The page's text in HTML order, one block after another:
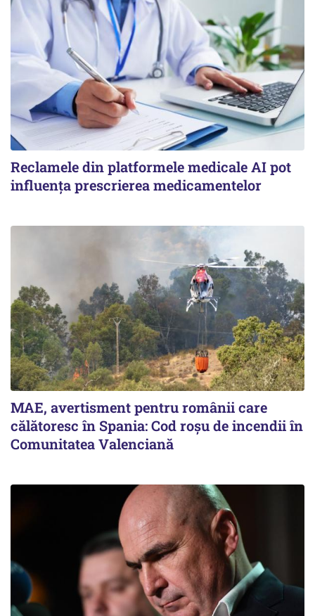
Reclamele din platformele medicale AI pot
influența prescrierea medicamentelor
MAE, avertisment pentru românii care
călătoresc în Spania: Cod roșu de incendii în
Comunitatea Valenciană